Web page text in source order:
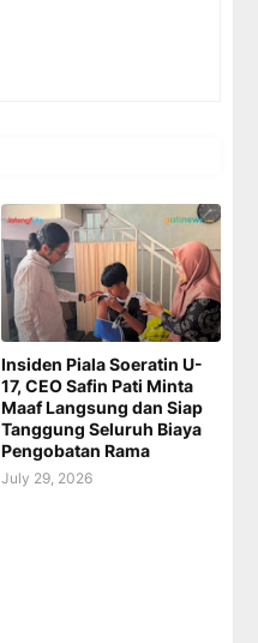
Insiden Piala Soeratin U-
17, CEO Safin Pati Minta
Maaf Langsung dan Siap
Tanggung Seluruh Biaya
Pengobatan Rama
July 29, 2026